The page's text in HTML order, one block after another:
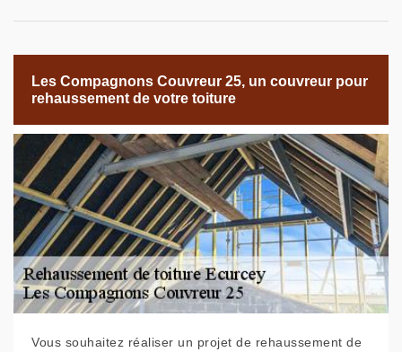
Les Compagnons Couvreur 25, un couvreur pour
rehaussement de votre toiture
Vous souhaitez réaliser un projet de rehaussement de